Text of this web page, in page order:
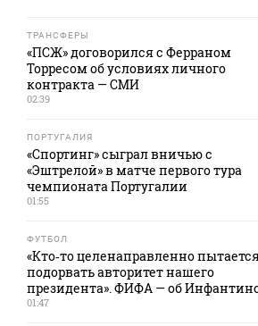
ТРАНСФЕРЫ
«ПСЖ» договорился с Ферраном
Торресом об условиях личного
контракта — СМИ
02:39
ПОРТУГАЛИЯ
«Спортинг» сыграл вничью с
«Эштрелой» в матче первого тура
чемпионата Португалии
01:55
ФУТБОЛ
«Кто‑то целенаправленно
подорвать авторитет нашего
президента». ФИФА — об
01:47